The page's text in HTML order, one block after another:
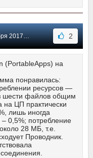
Сообщение #52 2
(PortableApps) на
понравилась:
ресурсов —
шести файлов общим
на ЦП практически
лишь иногда
0,5%; потребление
28 МБ, т.е.
Проводник.